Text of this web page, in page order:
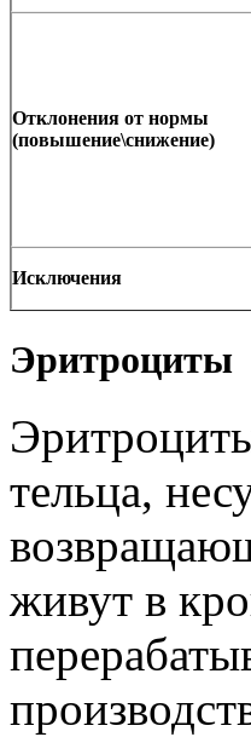
Отклонения от нормы
(повышение\снижение)
Исключения
Эритроциты
тельца,
живут в